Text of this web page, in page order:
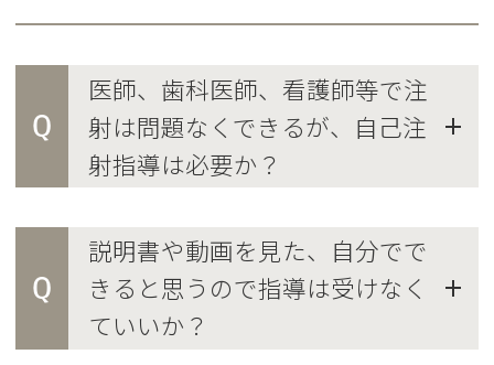
Q
医師、歯科医師、看護師等で注
射は問題なくできるが、自己注
射指導は必要か？
Q
説明書や動画を見た、自分でで
きると思うので指導は受けなく
ていいか？